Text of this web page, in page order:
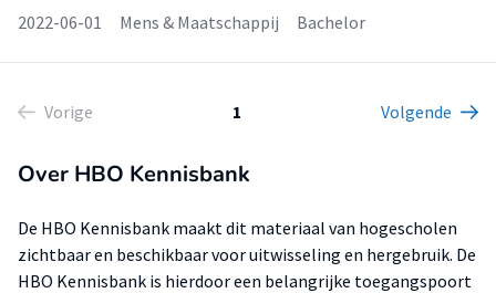
2022-06-01
Mens & Maatschappij Bachelor
Vorige 1 Volgende
Over HBO Kennisbank
De HBO Kennisbank maakt dit materiaal van hogescholen
zichtbaar en beschikbaar voor uitwisseling en hergebruik. De
HBO Kennisbank is hierdoor een belangrijke toegangspoort